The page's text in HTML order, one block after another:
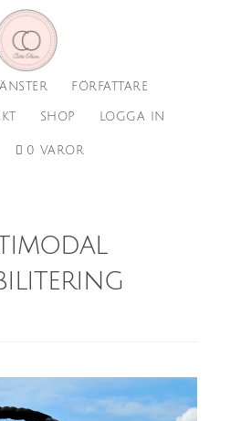
FÖRFATTARE
SHOP LOGGA IN
0 VAROR